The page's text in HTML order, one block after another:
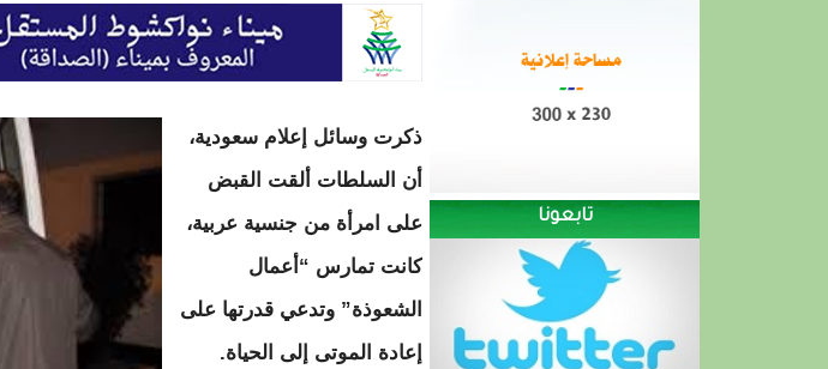
تابعونا
ذكرت وسائل إعلام سعودية،
أن السلطات ألقت القبض
على امرأة من جنسية عربية،
كانت تمارس “أعمال
الشعوذة” وتدعي قدرتها على
إعادة الموتى إلى الحياة.